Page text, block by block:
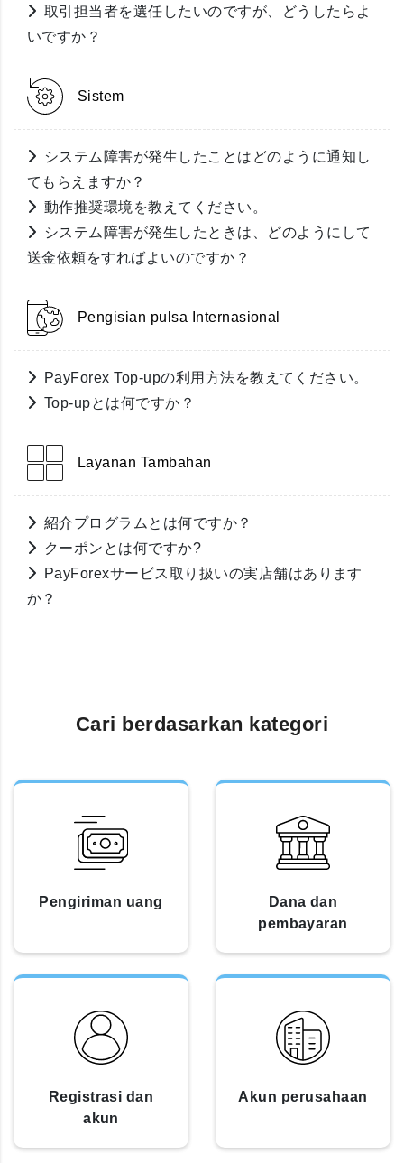
取引担当者を選任したいのですが、どうしたらよ
いですか？
Sistem
システム障害が発生したことはどのように通知し
てもらえますか？
動作推奨環境を教えてください。
システム障害が発生したときは、どのようにして
送金依頼をすればよいのですか？
Pengisian pulsa Internasional
PayForex Top-upの利用方法を教えてください。
Top-upとは何ですか？
Layanan Tambahan
紹介プログラムとは何ですか？
クーポンとは何ですか?
PayForexサービス取り扱いの実店舗はあります
か？
Cari berdasarkan kategori
Pengiriman uang
Dana dan
pembayaran
Registrasi dan
akun
Akun perusahaan